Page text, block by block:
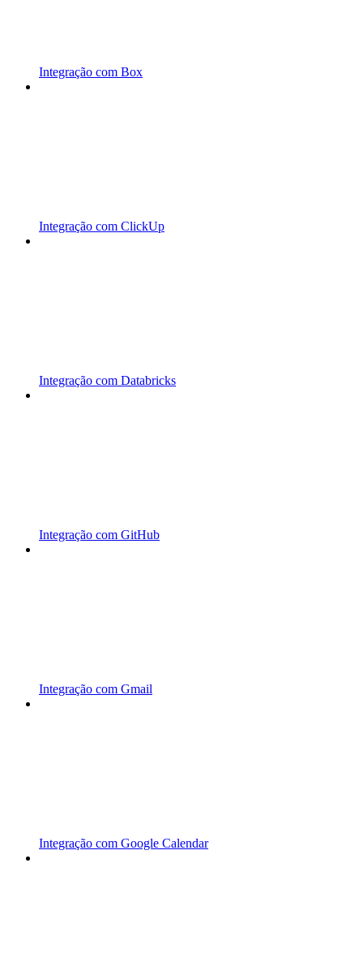
Integração com Box
Integração com ClickUp
Integração com Databricks
Integração com GitHub
Integração com Gmail
Integração com Google Calendar